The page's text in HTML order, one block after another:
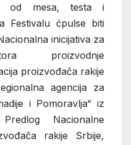
od mesa, testa i
Festivalu ćpulse biti
inicijativa za
proizvodnje
proizvođača rakije
agencija za
i Pomoravlja“ iz
Nacionalne
rakije Srbije,